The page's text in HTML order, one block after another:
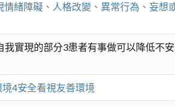
緒障礙、人格改變、異常行為、妄想
實現的部分3患者有事做可以降低不
4安全看視友善環境